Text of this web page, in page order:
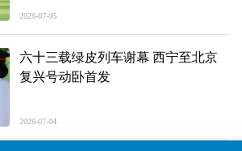
2026-07-05
六十三载绿皮列车谢幕 西宁至北京
复兴号动卧首发
2026-07-04